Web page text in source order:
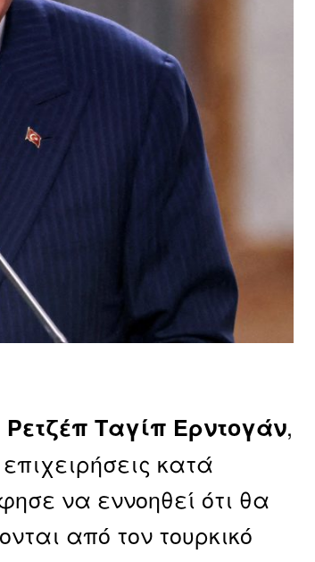
Ρετζέπ Ταγίπ Ερντογάν,
κατά
να εννοηθεί ότι θα
από τον τουρκικό